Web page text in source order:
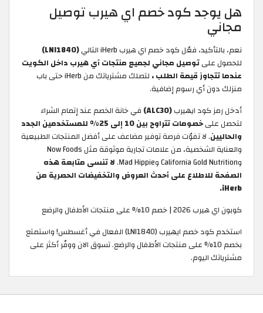
هل يوجد كود خصم اي هيرب توصيل
مجاني
نعم، بالتأكيد، فعّل كود خصم اي هيرب iHerb التالي
(LNI1840)
للحصول علىتوصيل مجاني لجميع منتجات آي هيرب داخل الكويت
عندما تتجاوز قيمة الطلب ،
لتصلك مشترياتك من iHerb حتى باب
منزلك دون أي رسوم إضافية.
أدخل رمز كود ايهيرب(ALC30)
في خانة الخصم عند إتمام الشراء
لتحصل على
خصومات تتراوح بين 10 إلى 25% للمستخدمين الجدد
والحاليين. لا تفوّت فرصة توفير مضاعف على أفضل المنتجات الطبيعية
والعناية الشخصية، من علامات تجارية موثوقة مثل Now Foods
وCalifornia Gold Nutrition وMad Hippie.
لا تنسى متابعة هذه
الصفحة للاطلاع على أحدث العروض والتخفيضات الحصرية من
iHerb.
كوبون اي هيرب 2026 | خصم 10% على منتجات الأطفال والرضع
استخدم كود خصم ايهيرب (LNI1840) الفعال في أغسطس! واستمتع
بخصم 10% على منتجات الأطفال والرضع. تسوق الان ووفّر أكثر على
مشترياتك اليوم.